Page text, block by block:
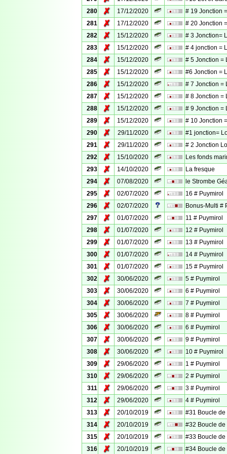
280
✗ 17/12/2020
# 19 Jonction
281
✗ 17/12/2020
# 20 Jonction
282
✗ 15/12/2020
# 3 Jonction=
283
✗ 15/12/2020
# 4 jonction =
284
✗ 15/12/2020
# 5 Jonction =
285
✗ 15/12/2020
#6 Jonction =
286
✗ 15/12/2020
# 7 Jonction =
287
✗ 15/12/2020
# 8 Jonction =
288
✗ 15/12/2020
# 9 Jonction =
289
✗ 15/12/2020
# 10 Jonction
290
✗ 29/11/2020
#1 jonction=
291
✗ 29/11/2020
# 2 Jonction
292
✗ 15/10/2020
Les fonds
293
✗ 14/10/2020
La fresque
294
✗ 07/08/2020
le Strombe
295
✗ 02/07/2020
16 # Puymirol
296
✗ 02/07/2020
Bonus-Multi #
297
✗ 01/07/2020
11 # Puymirol
298
✗ 01/07/2020
12 # Puymirol
299
✗ 01/07/2020
13 # Puymirol
300
✗ 01/07/2020
14 # Puymirol
301
✗ 01/07/2020
15 # Puymirol
302
✗ 30/06/2020
5 # Puymirol
303
✗ 30/06/2020
6 # Puymirol
304
✗ 30/06/2020
7 # Puymirol
305
✗ 30/06/2020
8 # Puymirol
306
✗ 30/06/2020
6 # Puymirol
307
✗ 30/06/2020
9 # Puymirol
308
✗ 30/06/2020
10 # Puymirol
309
✗ 29/06/2020
1 # Puymirol
310
✗ 29/06/2020
2 # Puymirol
311
✗ 29/06/2020
3 # Puymirol
312
✗ 29/06/2020
4 # Puymirol
313
✗ 20/10/2019
#31 Boucle de
314
✗ 20/10/2019
#32 Boucle de
315
✗ 20/10/2019
#33 Boucle de
316
✗ 20/10/2019
#34 Boucle de